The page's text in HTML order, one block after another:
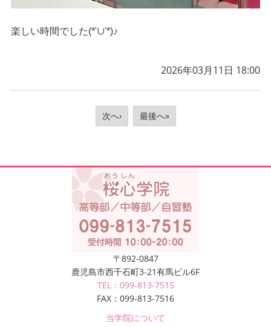
楽しい時間でした(*'∪'*)♪
2026年03月11日 18:00
次へ› 最後へ»
〒892-0847
鹿児島市西千石町3-21有馬ビル6F
TEL：099-813-7515
FAX：099-813-7516
当学院について